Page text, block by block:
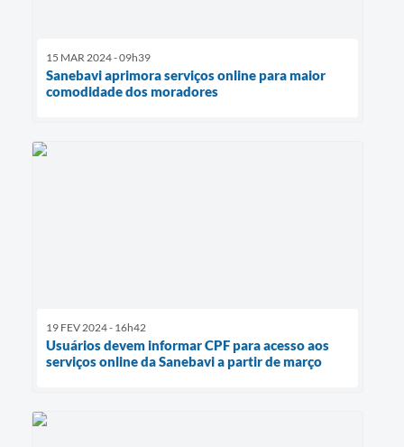
15 MAR 2024 - 09h39
Sanebavi aprimora serviços online para maior
comodidade dos moradores
19 FEV 2024 - 16h42
Usuários devem informar CPF para acesso aos
serviços online da Sanebavi a partir de março